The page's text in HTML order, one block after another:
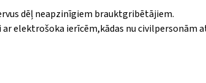
dēļ neapzinīgiem brauktgribētājiem.
elektrošoka ierīcēm,kādas nu civilpersonām